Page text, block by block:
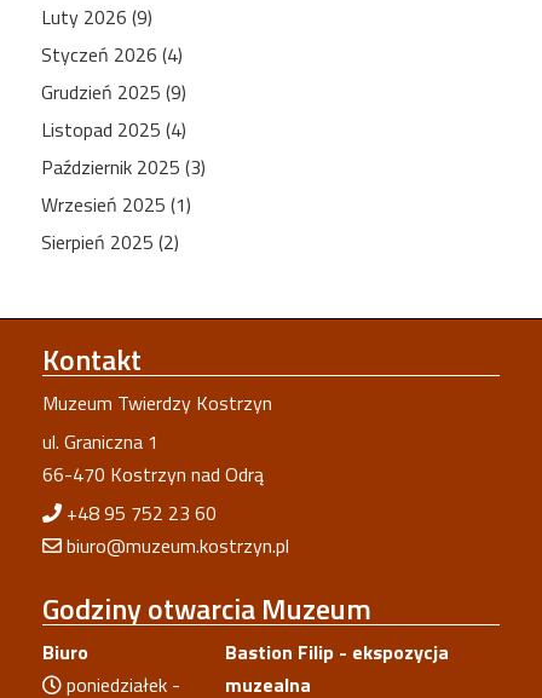
Luty 2026 (9)
Styczeń 2026 (4)
Grudzień 2025 (9)
Listopad 2025 (4)
Październik 2025 (3)
Wrzesień 2025 (1)
Sierpień 2025 (2)
Kontakt
Muzeum Twierdzy Kostrzyn
ul. Graniczna 1
66-470 Kostrzyn nad Odrą
+48 95 752 23 60
biuro@muzeum.kostrzyn.pl
Godzinyotwarcia Muzeum
Biuro
poniedziałek -
Bastion Filip - ekspozycja
muzealna